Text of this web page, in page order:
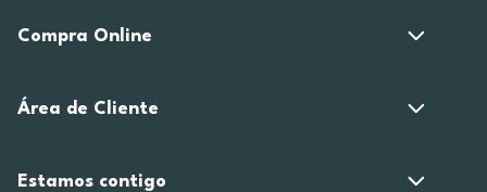
Compra Online
Área de Cliente
Estamos contigo